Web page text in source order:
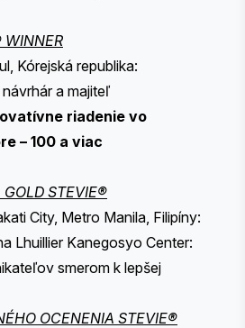
WINNER
Kórejská republika:
a majiteľ
riadenie vo
– 100 a viac
STEVIE®
City, Metro Manila, Filipíny:
Lhuillier Kanegosyo Center:
smerom k lepšej
OCENENIA STEVIE®